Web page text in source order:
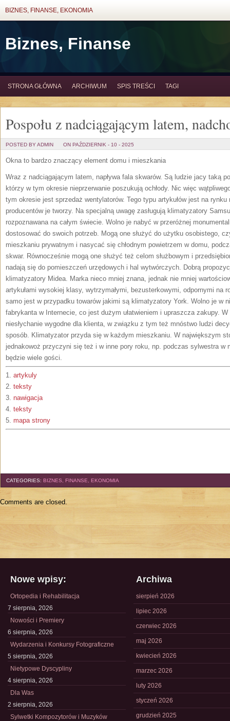
BIZNES, FINANSE, EKONOMIA
Biznes, Finanse
STRONA GŁÓWNA ARCHIWUM SPIS TREŚCI TAGI
Pospołu z nadciągającym latem,
POSTED BY ADMIN ON PAŹDZIERNIK - 10 - 2025
Okna to bardzo znaczący element domu i mieszkania
Wraz z nadciągającym latem, napływa fala skwarów. Są ludzie jacy taką
którzy w tym okresie nieprzerwanie poszukują ochłody. Nic więc
tym okresie jest sprzedaż wentylatorów. Tego typu artykułów jest na rynku
producentów je tworzy. Na specjalną uwagę zasługują klimatyzatory
rozpoznawana na całym świecie. Wolno je nabyć w przeróżnej
dostosować do swoich potrzeb. Mogą one służyć do użytku osobistego,
mieszkaniu prywatnym i nasycać się chłodnym powietrzem w domu,
skwar. Równocześnie mogą one służyć też celom służbowym i
nadają się do pomieszczeń urzędowych i hal wytwórczych. Dobrą
klimatyzatory Midea. Marka nieco mniej znana, jednak nie mniej
artykułami wysokiej klasy, wytrzymałymi, bezusterkowymi, odpornymi na
samo jest w przypadku towarów jakimi są klimatyzatory York. Wolno je w
fabrykanta w Internecie, co jest dużym ułatwieniem i upraszcza zakupy.
niesłychanie wygodne dla klienta, w związku z tym też mnóstwo ludzi
sposób. Klimatyzator przyda się w każdym mieszkaniu. W największym
jednakowoż przyczyni się też i w inne pory roku, np. podczas sylwestra
będzie wiele gości.
1. artykuly
2. teksty
3. nawigacja
4. teksty
5. mapa strony
CATEGORIES: BIZNES, FINANSE, EKONOMIA
Comments are closed.
Nowe wpisy:
Ortopedia i Rehabilitacja
7 sierpnia, 2026
Nowości i Premiery
6 sierpnia, 2026
Wydarzenia i Konkursy Fotograficzne
5 sierpnia, 2026
Nietypowe Dyscypliny
4 sierpnia, 2026
Dla Was
2 sierpnia, 2026
Sylwetki Kompozytorów i Muzyków
Archiwa
sierpień 2026
lipiec 2026
czerwiec 2026
maj 2026
kwiecień 2026
marzec 2026
luty 2026
styczeń 2026
grudzień 2025